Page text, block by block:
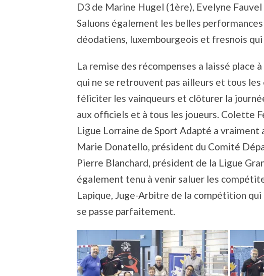
D3 de Marine Hugel (1ère), Evelyne
Saluons également les belles
déodatiens, luxembourgeois et fresnois qui
La remise des récompenses a laissé place
qui ne se retrouvent pas ailleurs et tous
féliciter les vainqueurs et clôturer la
aux officiels et à tous les joueurs. Colette
Ligue Lorraine de Sport Adapté a vraiment
Marie Donatello, président du Comité
Pierre Blanchard, président de la Ligue
également tenu à venir saluer les
Lapique, Juge-Arbitre de la compétition
se passe parfaitement.